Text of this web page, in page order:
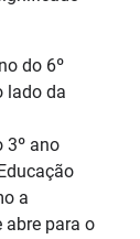
do 6º
lado da
3º ano
a
abre para o